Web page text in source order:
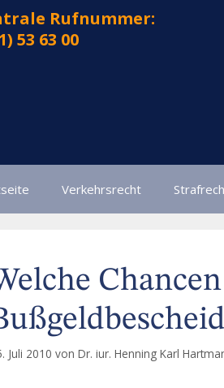
Rufnummer:
53 63 00
Verkehrsrecht
Juli 2010 von Dr. iur. Henning Karl